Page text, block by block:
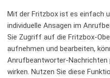
Mit der ⁣Fritzbox ist es⁣ einfach
individuelle Ansagen ⁢im
Sie ⁤Zugriff ⁣auf die ‌Fritzbox-
aufnehmen und bearbeiten,‌
Anrufbeantworter-Nachrichten
‌wirken. Nutzen Sie ⁤diese